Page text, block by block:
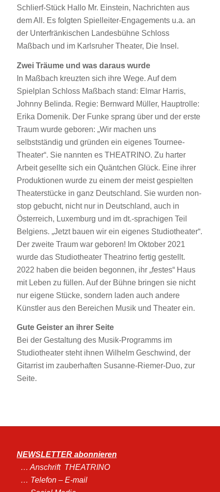
Schlierf-Stück Hallo Mr. Einstein, Nachrichten aus
dem All. Es folgten Spielleiter-Engagements u.a. an
der Unterfränkischen Landesbühne Schloss
Maßbach und im Karlsruher Theater, Die Insel.
Zwei Träume und was daraus wurde
In Maßbach kreuzten sich ihre Wege. Auf dem
Spielplan Schloss Maßbach stand: Elmar Harris,
Johnny Belinda. Regie: Bernward Müller, Hauptrolle:
Erika Domenik. Der Funke sprang über und der erste
Traum wurde geboren: „Wir machen uns
selbstständig und gründen ein eigenes Tournee-
Theater“. Sie nannten es THEATRINO. Zu harter
Arbeit gesellte sich ein Quäntchen Glück. Eine ihrer
Produktionen wurde zu einem der meist gespielten
Theaterstücke in ganz Deutschland. Sie wurden non-
stop gebucht, nicht nur in Deutschland, auch in
Österreich, Luxemburg und im dt.-sprachigen Teil
Belgiens. „Jetzt bauen wir ein eigenes Studiotheater“.
Der zweite Traum war geboren! Im Oktober 2021
wurde das Studiotheater Theatrino fertig gestellt.
2022 haben die beiden begonnen, ihr „festes“ Haus
mit Leben zu füllen. Auf der Bühne bringen sie nicht
nur eigene Stücke, sondern laden auch andere
Künstler aus den Bereichen Musik und Theater ein.
Gute Geister an ihrer Seite
Bei der Gestaltung des Musik-Programms im
Studiotheater steht ihnen Wilhelm Geschwind, der
Gitarrist im zauberhaften Susanne-Riemer-Duo, zur
Seite.
NEWSLETTER abonnieren
… Anschrift THEATRINO
… Telefon – E-mail